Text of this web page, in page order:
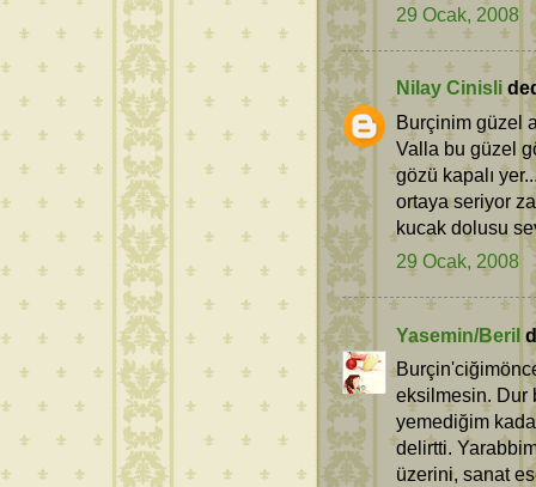
29 Ocak, 2008
Nilay Cinisli
Burçinim güzel
Valla bu güzel
gözü kapalı
ortaya seriyor
kucak dolusu
29 Ocak, 2008
Yasemin/Beril
eksilmesin. Dur
yemediğim
delirtti.
üzerini, sanat